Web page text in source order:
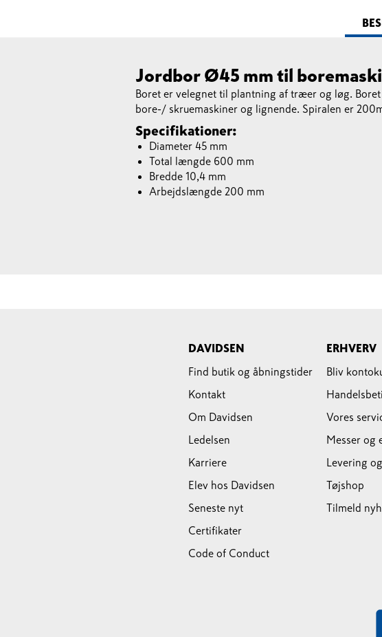
Jordbor Ø45 mm til
Boret er velegnet til plantning af træer og løg.
bore-/ skruemaskiner og lignende. Spiralen er
Specifikationer:
Diameter 45 mm
Total længde 600 mm
Bredde 10,4 mm
Arbejdslængde 200 mm
DAVIDSEN
Find butik og åbningstider
Kontakt
Om Davidsen
Ledelsen
Karriere
Elev hos Davidsen
Seneste nyt
Certifikater
Code of Conduct
ERHVERV
Bliv
Vores
Messer og
Levering
Tøjshop
Tilmeld